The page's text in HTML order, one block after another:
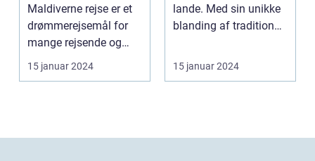
Maldiverne rejse er et
drømmerejsemål for
mange rejsende og
eventyrlystne. Med
sine k...
15 januar 2024
lande. Med sin unikke
blanding af tradition
15 januar 2024